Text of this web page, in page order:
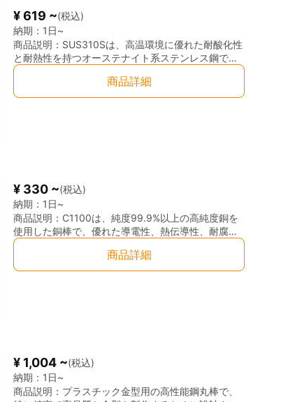
性： 酸や塩水に対して非常に高い耐腐食性を持ち、
化学工業や海洋環境での使用に適しています。 ◎高
強度と耐久性： 十分な強度を持ちながら、長期間に
わたる使用に耐え、耐摩耗性にも優れています。 ◎
良好な溶接性： 溶接にも対応可能で、さまざまな業
界で求められる耐久性を提供します。
0.03％
¥ 619 ~(税込)
納期： 1日~
商品説明： SUS310Sは、高温環境に優れた耐酸化性
と耐熱性を持つオーステナイト系ステンレス鋼で
す。高いクロム（Cr）およびニッケル（Ni）の含有
量により、優れた耐酸化性を発揮し、900℃以上の
高温環境でも使用可能です。耐食性もSUS304より
酸化性：高温でのスケール化を防ぎ、長期間の使用
が可能。
商品詳細
N/㎟
伸び
55～100（1/
¥ 330 ~(税込)
納期： 1日~
商品説明： C1100は、純度99.9%以上の高純度銅を
使用した銅棒で、優れた導電性、熱伝導性、耐腐食
性を持つ材料です。この銅棒は電気機器や精密機械
部品、配線、接点など、幅広い用途に使用されてお
り、高い品質と耐久性を誇ります。C1100はその高
電気的性能が求められる部品に使用されます。 ◎優
れた熱伝導性： 熱伝導性も非常に高く、熱交換が必
要な機器や冷却システムなどにも適しています。例
商品詳細
¥ 1,004 ~(税込)
納期： 1日~
商品説明： プラスチック金型用の高性能鋼丸棒で、